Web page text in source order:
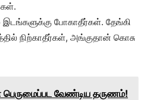
இடங்களுக்கு போகாதீர்கள். தேங்கி
நிற்காதீர்கள், அங்குதான் கொசு
பெருமைப்பட வேண்டிய தருணம்!